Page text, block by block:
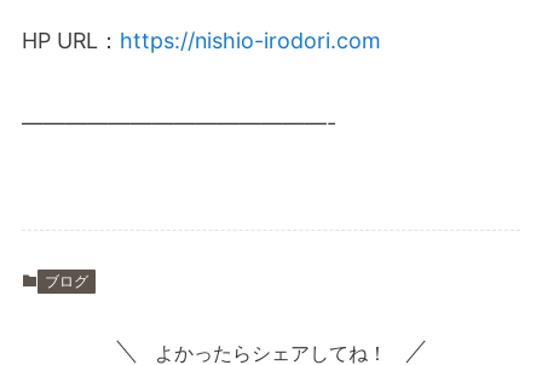
HP URL： https://nishio-irodori.com
——————————————-
ブログ
よかったらシェアしてね！